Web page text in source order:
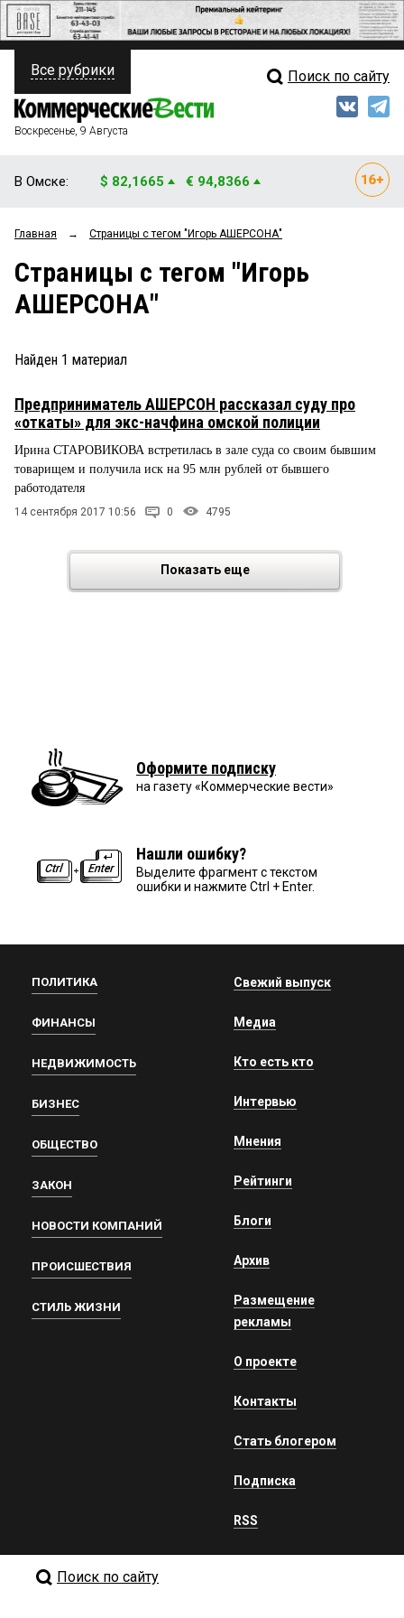
ПОЛИТИКА
ФИНАНСЫ
ОБЩЕСТВО
ЗАКОН
ПРОИСШЕСТВИЯ
СТИЛЬ ЖИЗНИ
Свежий выпуск
Мнения
Рейтинги
Все рубрики Поиск по сайту
Воскресенье, 9 Августа
В Омске: $ 82,1665 € 94,8366
Главная → Страницы c тегом "Игорь АШЕРСОНА"
Страницы c тегом "Игорь
АШЕРСОНА"
Найден 1 материал
Предприниматель АШЕРСОН рассказал суду про
«откаты» для экс-начфина омской полиции
Ирина СТАРОВИКОВА встретилась в зале суда со своим бывшим
товарищем и получила иск на 95 млн рублей от бывшего
работодателя
14 сентября 2017 10:56 0 4795
Показать еще
Оформите подписку
на газету «Коммерческие вести»
Нашли ошибку?
Выделите фрагмент с текстом
ошибки и нажмите Ctrl + Enter.
ПОЛИТИКА
ФИНАНСЫ
НЕДВИЖИМОСТЬ
БИЗНЕС
ОБЩЕСТВО
ЗАКОН
НОВОСТИ КОМПАНИЙ
ПРОИСШЕСТВИЯ
СТИЛЬ ЖИЗНИ
Свежий выпуск
Медиа
Кто есть кто
Интервью
Мнения
Рейтинги
Блоги
Архив
Размещение
рекламы
О проекте
Контакты
Стать блогером
Подписка
RSS
Поиск по сайту